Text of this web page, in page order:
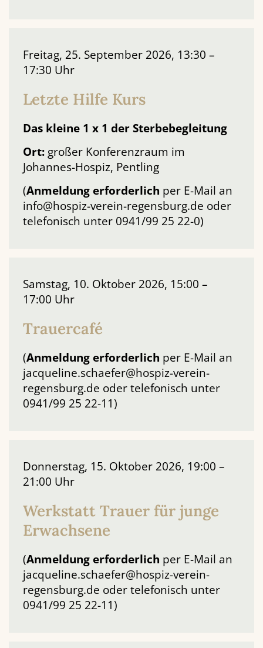
Freitag, 25. September 2026, 13:30 –
17:30 Uhr
Letzte Hilfe Kurs
Das kleine 1 x 1 der Sterbebegleitung
Ort: großer Konferenzraum im
Johannes-Hospiz, Pentling
(Anmeldung erforderlich per E-Mail an
info@hospiz-verein-regensburg.de oder
telefonisch unter 0941/99 25 22-0)
Samstag, 10. Oktober 2026, 15:00 –
17:00 Uhr
Trauercafé
(Anmeldung erforderlich per E-Mail an
jacqueline.schaefer@hospiz-verein-
regensburg.de oder telefonisch unter
0941/99 25 22-11)
Donnerstag, 15. Oktober 2026, 19:00 –
21:00 Uhr
Werkstatt Trauer für junge
Erwachsene
(Anmeldung erforderlich per E-Mail an
jacqueline.schaefer@hospiz-verein-
regensburg.de oder telefonisch unter
0941/99 25 22-11)